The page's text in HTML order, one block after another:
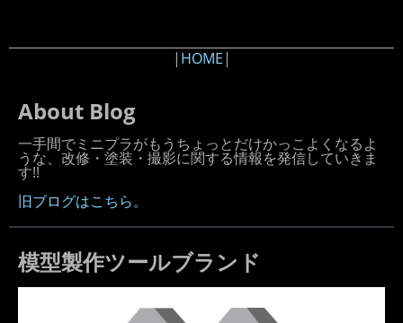
| HOME|
About Blog
一手間でミニプラがもうちょっとだけかっこよくなるよ
うな、改修・塗装・撮影に関する情報を発信していきま
す!!
旧ブログはこちら。
模型製作ツールブランド